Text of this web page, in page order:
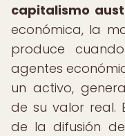
capitalismo
económica, la
produce
agentes
un activo,
de su valor real.
de la difusión